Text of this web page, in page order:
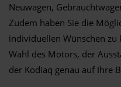
Neuwagen,
Zudem haben Sie die
individuellen Wünschen
Wahl des Motors, der
der Kodiaq genau auf Ihre